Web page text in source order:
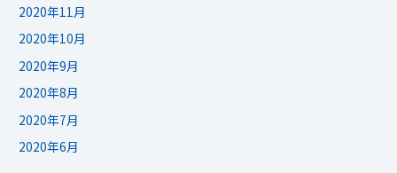
2020年11月
2020年10月
2020年9月
2020年8月
2020年7月
2020年6月